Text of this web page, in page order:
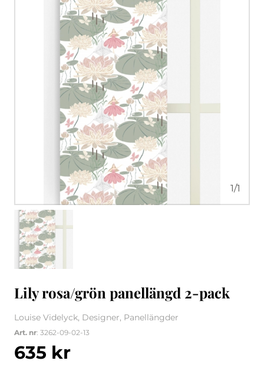
1/1
Lily rosa/grön panellängd 2-pack
Louise Videlyck, Designer, Panellängder
Art. nr: 3262-09-02-13
635 kr